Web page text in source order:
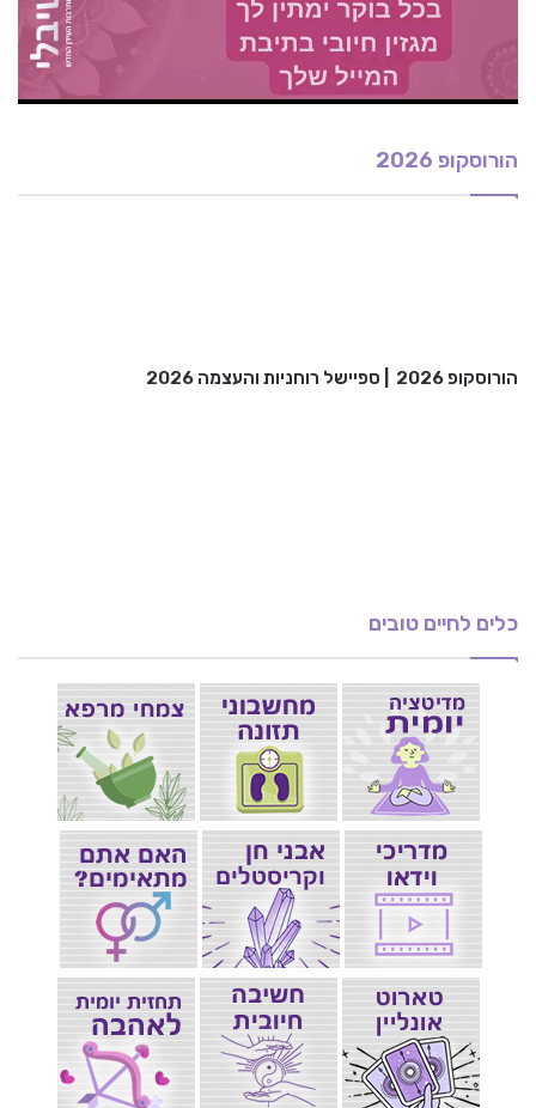
הורוסקופ 2026
הורוסקופ 2026 ספיישל רוחניות והעצמה 2026
כלים לחיים טובים